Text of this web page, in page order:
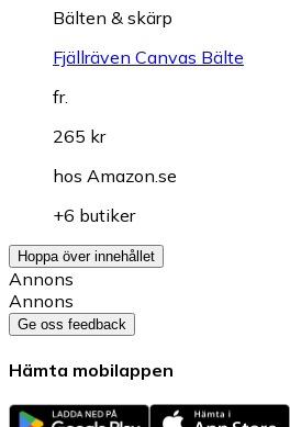
Bälten & skärp
Fjällräven Canvas Bälte
fr.
265 kr
hos Amazon.se
+6 butiker
Hoppa över innehållet
Annons
Annons
Ge oss feedback
Hämta mobilappen